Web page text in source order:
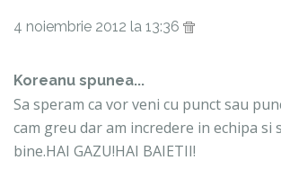
4 noiembrie 2012 la 13:36
Koreanu spunea...
Sa speram ca vor veni cu punct sau
cam greu dar am incredere in echipa si
bine.HAI GAZU!HAI BAIETII!